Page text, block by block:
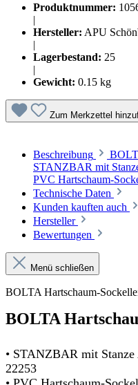
Produktnummer:
|
Hersteller: APU
|
Lagerbestand: 25
|
Gewicht: 0.15 kg
Zum Merkzettel
Beschreibung
STANZBAR mit
PVC Hartschaum-
Technische Daten
Kunden kauften auch
Hersteller
Bewertungen
Menü schließen
BOLTA Hartschaum-
BOLTA
• STANZBAR mit
22253